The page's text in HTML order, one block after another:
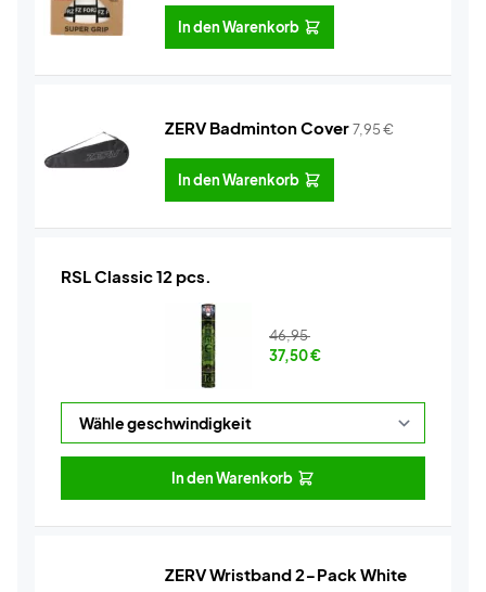
In den Warenkorb
ZERV Badminton Cover7,95€
In den Warenkorb
RSL Classic 12 pcs.
46,95
37,50€
In den Warenkorb
ZERV Wristband 2-Pack White